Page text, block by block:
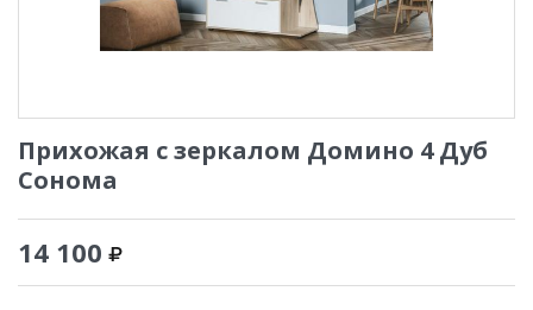
Прихожая с зеркалом Домино 4 Дуб
Сонома
14 100